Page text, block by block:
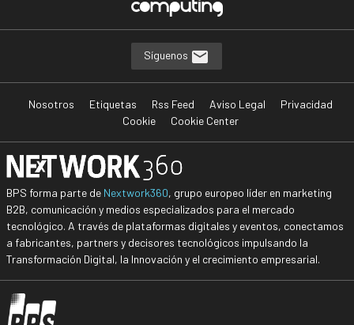
Síguenos
Nosotros Etiquetas Rss Feed Aviso Legal
Privacidad
Cookie
Cookie Center
BPS forma parte de Nextwork360, grupo europeo líder en marketing
B2B, comunicación y medios especializados para el mercado
tecnológico. A través de plataformas digitales y eventos, conectamos
a fabricantes, partners y decisores tecnológicos impulsando la
Transformación Digital, la Innovación y el crecimiento empresarial.